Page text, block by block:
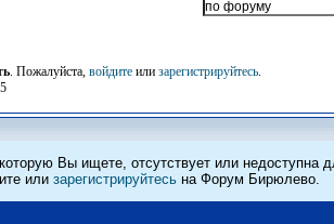
. Пожалуйста, войдите или зарегистрируйтесь.
Вы ищете, отсутствует или недоступна
или зарегистрируйтесь на Форум Бирюлево.